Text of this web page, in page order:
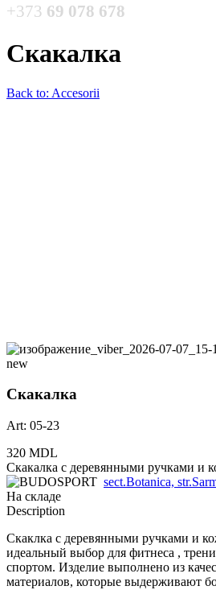
+373 69 078 678
Скакалка
Back to: Accesorii
new
Скакалка
Art: 05-23
320 MDL
Скакалка с деревянными ручками и
sect.Botanica,
На складе
Description
Скаклка с деревянными ручками и
идеальный выбор для фитнеса ,
спортом. Изделие выполнено из
материалов, которые выдерживают